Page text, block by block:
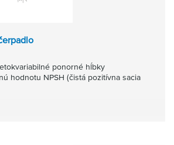
ponorné hĺbky
hodnotu NPSH (čistá pozitívna sacia